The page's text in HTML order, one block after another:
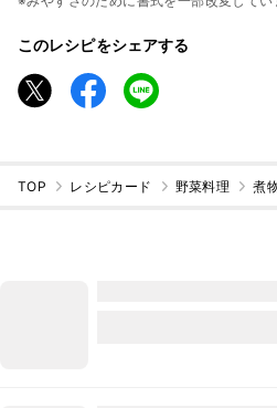
このレシピをシェアする
TOP レシピカード 野菜料理 煮